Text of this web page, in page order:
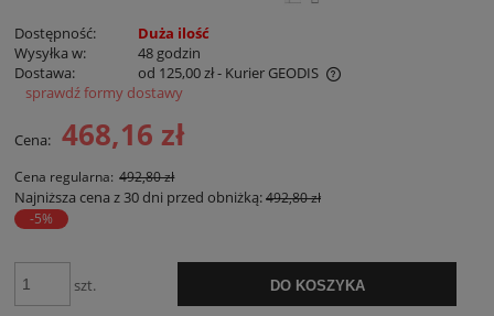
Dostępność:
Duża ilość
Wysyłka w:
48 godzin
Dostawa:
od 125,00 zł- Kurier GEODIS
Cena nie zawiera ewentualnych kosztów płatności
sprawdź formy dostawy
Cena: 468,16 zł
Cena regularna: 492,80 zł
Najniższa cena z 30 dni przed obniżką:492,80 zł
-5%
szt. DO KOSZYKA